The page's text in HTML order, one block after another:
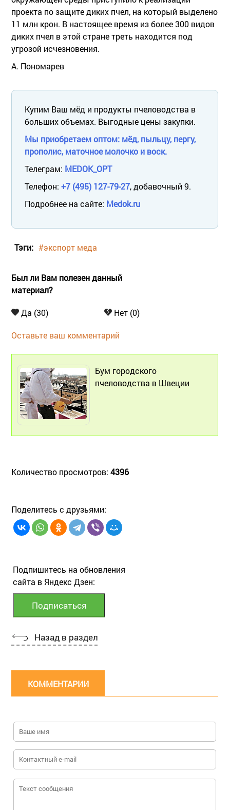
проекта по защите диких пчел, на который выделено
11 млн крон. В настоящее время из более 300 видов
диких пчел в этой стране треть находится под
угрозой исчезновения.
А. Пономарев
Купим Ваш мёд и продукты пчеловодства в
больших объемах. Выгодные цены закупки.
Мы приобретаем оптом: мёд, пыльцу, пергу,
прополис, маточное молочко и воск.
Телеграм: MEDOK_OPT
Телефон: +7 (495) 127-79-27, добавочный 9.
Подробнее на сайте: Medok.ru
Тэги: #экспорт меда
Был ли Вам полезен данный
материал?
Да (30) Нет (0)
Оставьте ваш комментарий
Бум городского
пчеловодства в Швеции
Количество просмотров: 4396
Поделитесь с друзьями:
Подпишитесь на обновления
сайта в Яндекс Дзен:
Назад в раздел
КОММЕНТАРИИ